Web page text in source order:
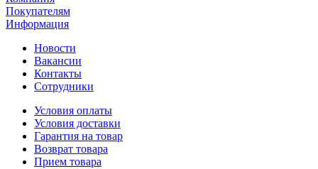
Покупателям
Информация
Новости
Вакансии
Контакты
Сотрудники
Условия оплаты
Условия доставки
Гарантия на товар
Возврат товара
Прием товара